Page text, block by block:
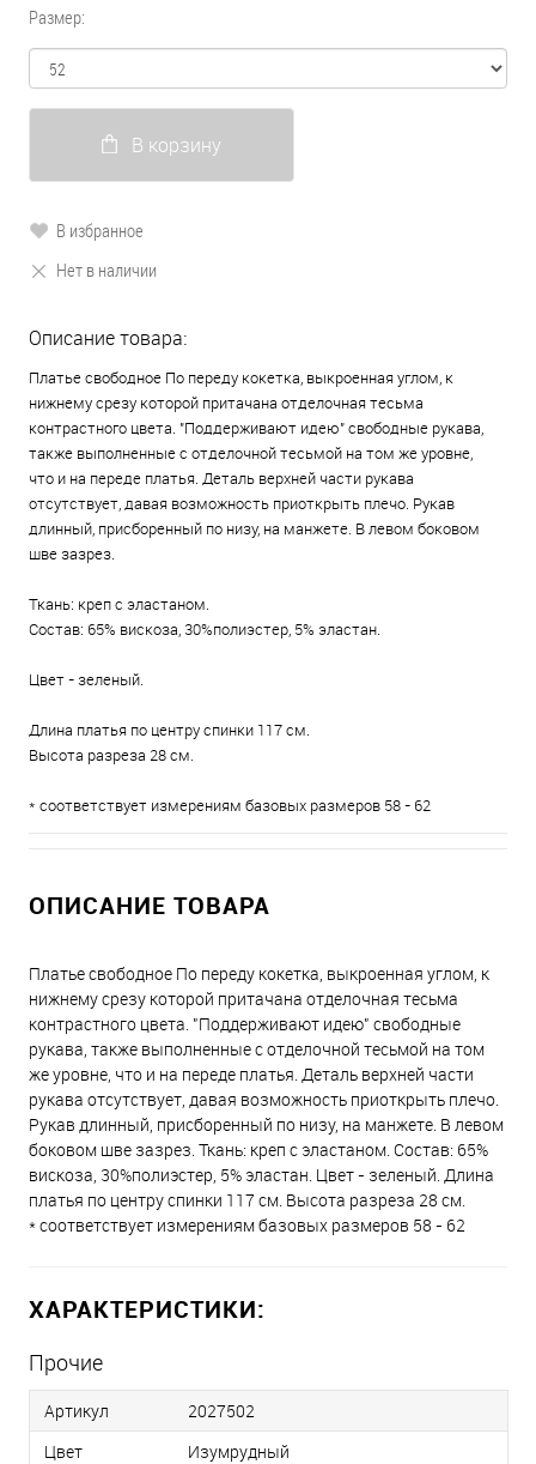
Размер:
В корзину
В избранное
Нет в наличии
Описание товара:
Платье свободное По переду кокетка, выкроенная углом, к
нижнему срезу которой притачана отделочная тесьма
контрастного цвета. "Поддерживают идею" свободные рукава,
также выполненные с отделочной тесьмой на том же уровне,
что и на переде платья. Деталь верхней части рукава
отсутствует, давая возможность приоткрыть плечо. Рукав
длинный, присборенный по низу, на манжете. В левом боковом
шве зазрез.
Ткань: креп с эластаном.
Состав: 65% вискоза, 30%полиэстер, 5% эластан.
Цвет - зеленый.
Длина платья по центру спинки 117 см.
Высота разреза 28 см.
* соответствует измерениям базовых размеров 58 - 62
ОПИСАНИЕ ТОВАРА
Платье свободное По переду кокетка, выкроенная углом, к
нижнему срезу которой притачана отделочная тесьма
контрастного цвета. "Поддерживают идею" свободные
рукава, также выполненные с отделочной тесьмой на том
же уровне, что и на переде платья. Деталь верхней части
рукава отсутствует, давая возможность приоткрыть плечо.
Рукав длинный, присборенный по низу, на манжете. В левом
боковом шве зазрез. Ткань: креп с эластаном. Состав: 65%
вискоза, 30%полиэстер, 5% эластан. Цвет - зеленый. Длина
платья по центру спинки 117 см. Высота разреза 28 см.
* соответствует измерениям базовых размеров 58 - 62
ХАРАКТЕРИСТИКИ:
Прочие
Артикул
2027502
Цвет
Изумрудный